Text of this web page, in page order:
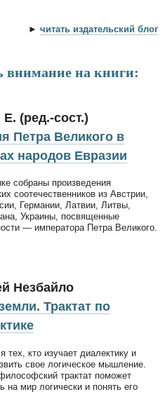
► читать издательский блог
внимание на книги:
(ред.-сост.)
Петра Великого в
народов Евразии
собраны произведения
соотечественников из Австрии,
Германии, Латвии, Литвы,
Украины, посвященные
— императора Петра Великого.
Незбайло
Трактат по
тех, кто изучает диалектику и
свое логическое мышление.
трактат поможет
на мир логически и понять его